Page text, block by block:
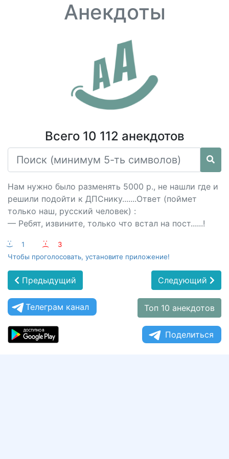
Анекдоты
Всего 10 112 анекдотов
Нам нужно было разменять 5000 р., не нашли где и
решили подойти к ДПСнику.......Ответ (поймет
только наш, русский человек) :
— Ребят, извините, только что встал на пост......!
:-) 1 :-(
3
Чтобы проголосовать, установите приложение!
Предыдущий Следующий
Телеграм канал Топ 10 анекдотов
Поделиться